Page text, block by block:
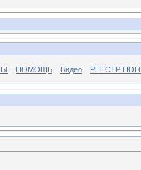
ПОМОЩЬ Видео РЕЕСТР